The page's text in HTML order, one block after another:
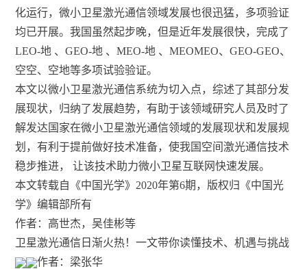
化运行，微小卫星激光通信领域发展也很迅猛，多项验证
均已开展。我国虽然起步晚，但是近年发展很快，完成了
LEO-地 、GEO-地 、MEO-地 、MEOMEO、GEO-GEO、
空空、空地等多项试验验证。
本文以微小卫星激光通信系统为切入点，综述了其部分发
展现状，归纳了发展趋势，有助于该领域研究人员及时了
解发达国家在微小卫星激光通信领域的发展现状和发展规
划，有利于提前做好技术准备，使我国空间激光通信技术
稳步推进， 让该技术助力微小卫星互联网快速发展。
本文转载自《中国光学》2020年第6期，版权归《中国光
学》编辑部所有
作者：高世杰，吴佳彬等
卫星激光通信日渐火热！一文带你读懂技术、机遇与挑战
作者：梁张华